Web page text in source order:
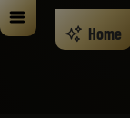
Home